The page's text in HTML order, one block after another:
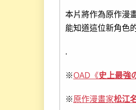
本片將作為原作漫
能知道這位新角色
.
※OAD《史上最強
※原作漫畫家松江